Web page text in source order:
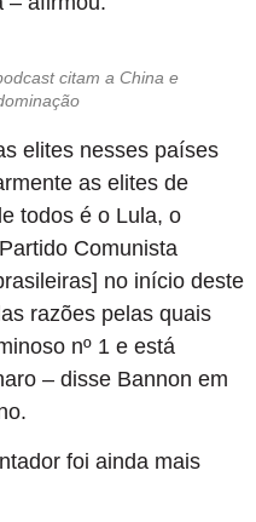
citam a China e
elites nesses países
as elites de
todos é o Lula, o
Comunista
no início deste
razões pelas quais
nº 1 e está
– disse Bannon em
foi ainda mais